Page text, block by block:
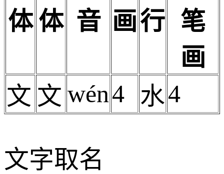
体 体 音 画行 笔
画
文 文 wén4 水4
文字取名